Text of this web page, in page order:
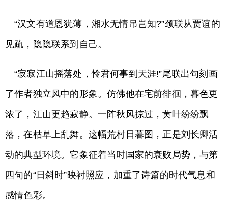
“汉文有道恩犹薄，湘水无情吊岂知?”颈联从贾谊的
见疏，隐隐联系到自己。
“寂寂江山摇落处，怜君何事到天涯!”尾联出句刻画
了作者独立风中的形象。仿佛他在宅前徘徊，暮色更
浓了，江山更趋寂静。一阵秋风掠过，黄叶纷纷飘
落，在枯草上乱舞。这幅荒村日暮图，正是刘长卿活
动的典型环境。它象征着当时国家的衰败局势，与第
四句的“日斜时”映衬照应，加重了诗篇的时代气息和
感情色彩。